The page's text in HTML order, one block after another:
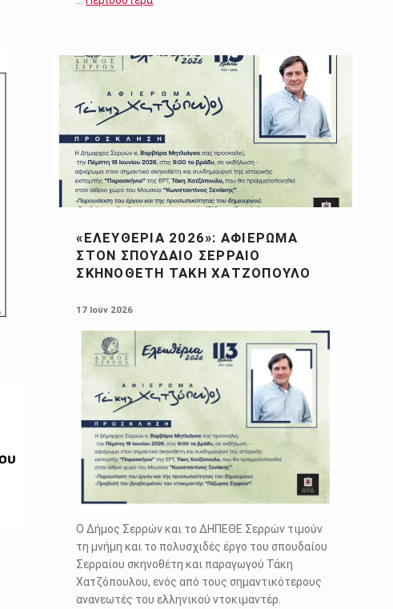
«ΕΛΕΥΘΈΡΙΑ 2026»: ΑΦΙΈΡΩΜΑ
ΣΤΟΝ ΣΠΟΥΔΑΊΟ ΣΕΡΡΑΊΟ
ΣΚΗΝΟΘΈΤΗ ΤΆΚΗ ΧΑΤΖΌΠΟΥΛΟ
17 Ιούν 2026
Ο Δήμος Σερρών και το ΔΗΠΕΘΕ Σερρών τιμούν
τη μνήμη και το πολυσχιδές έργο του σπουδαίου
Σερραίου σκηνοθέτη και παραγωγού Τάκη
Χατζόπουλου, ενός από τους σημαντικότερους
ανανεωτές του ελληνικού ντοκιμαντέρ.